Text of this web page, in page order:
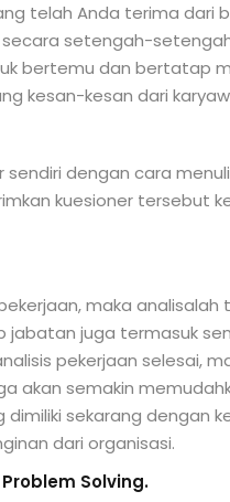
telah Anda terima dari
setengah-
bertemu dan bertatap
kesan-kesan dari
dengan cara
kuesioner tersebut
maka
jabatan juga termasuk
pekerjaan selesai,
akan semakin
sekarang dengan
dari organisasi.
Solving.